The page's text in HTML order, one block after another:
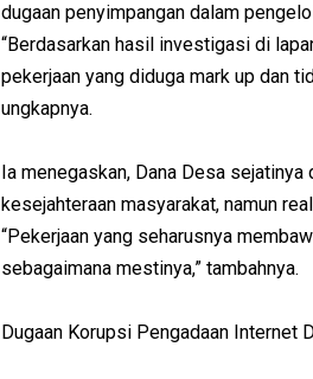
dugaan penyimpangan dalam
“Berdasarkan hasil investigasi di
pekerjaan yang diduga mark up dan
ungkapnya.
Ia menegaskan, Dana Desa
kesejahteraan masyarakat, namun
“Pekerjaan yang seharusnya
sebagaimana mestinya,” tambahnya.
Dugaan Korupsi Pengadaan Internet